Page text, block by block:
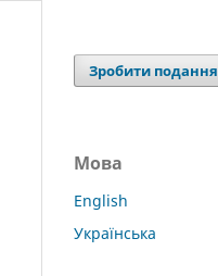
Зробити подання
Мова
English
Українська